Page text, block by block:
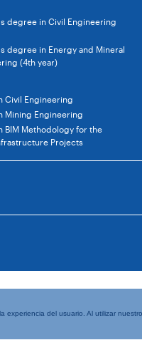
experiencia del usuario. Al utilizar
degree in Civil Engineering
degree in Energy and Mineral
(4th year)
Civil Engineering
Mining Engineering
BIM Methodology for the
Projects